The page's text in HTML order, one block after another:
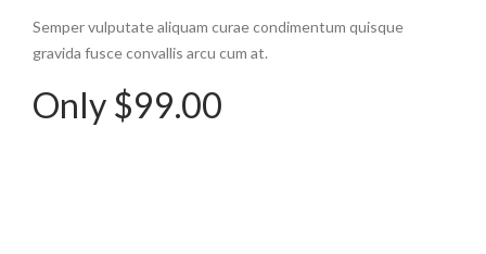
Semper vulputate aliquam curae condimentum quisque
gravida fusce convallis arcu cum at.
Only $99.00